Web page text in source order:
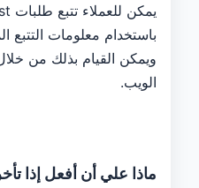
باستخدام معلومات
الويب.